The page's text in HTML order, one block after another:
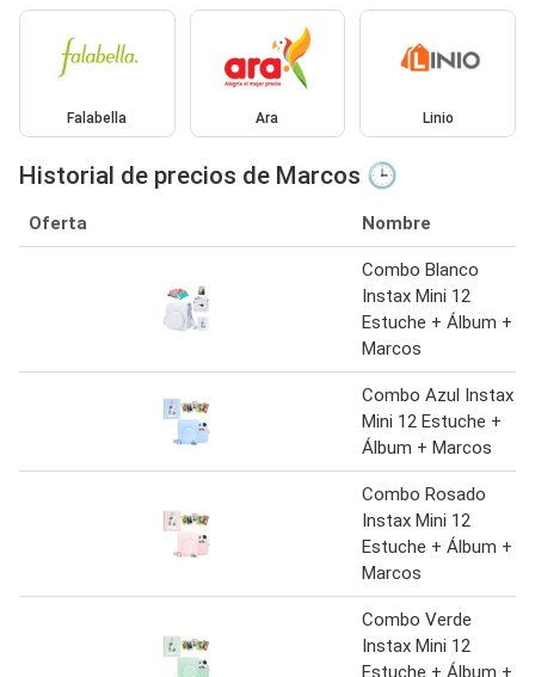
Falabella Ara Linio
Historial de precios de Marcos 🕒
Oferta Nombre
Combo Blanco
Instax Mini 12
Estuche + Álbum +
Marcos
Combo Azul Instax
Mini 12 Estuche +
Álbum + Marcos
Combo Rosado
Instax Mini 12
Estuche + Álbum +
Marcos
Combo Verde
Instax Mini 12
Estuche + Álbum +